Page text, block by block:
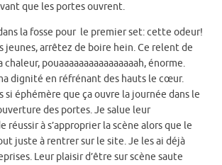
que les portes ouvrent.
la fosse pour le premier set: cette odeur!
jeunes, arrêtez de boire hein. Ce relent de
pouaaaaaaaaaaaaaaaah, énorme.
dignité en réfrénant des hauts le cœur.
si éphémère que ça ouvre la journée dans le
des portes. Je salue leur
réussir à s’approprier la scène alors que le
juste à rentrer sur le site. Je les ai déjà
Leur plaisir d’être sur scène saute